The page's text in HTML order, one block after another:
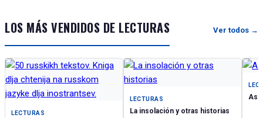
LOS MÁS VENDIDOS DE LECTURAS Ver todos →
LECTURAS
LECTURAS
La insolación y otras historias
Asia